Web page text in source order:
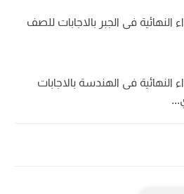
النهائية فى الجبر بالاجابات للصف
النهائية فى الهندسة بالاجابات